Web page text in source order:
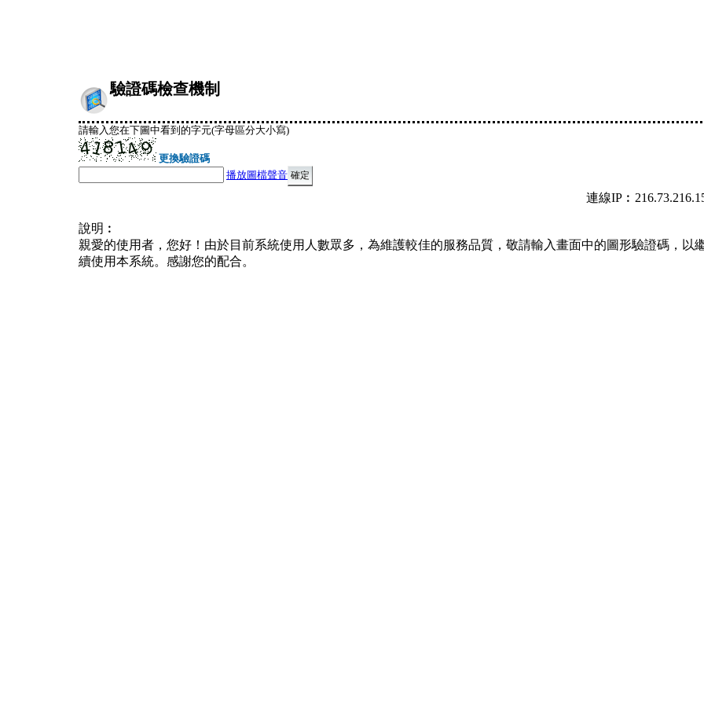
驗證碼檢查機制
請輸入您在下圖中看到的字元(字母區分大小寫)
更換驗證碼
播放圖檔聲音
連線
說明︰
親愛的使用者，您好！由於目前系統使用人數眾多，為維護較佳的服務品質，敬請輸入畫面中的圖形驗證碼，以
續使用本系統。感謝您的配合。